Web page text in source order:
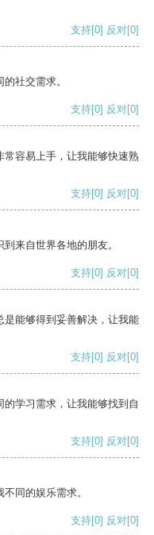
支持[0] 反对[0]
社交需求。
支持[0] 反对[0]
常容易上手，让我能够快速熟
支持[0] 反对[0]
来自世界各地的朋友。
支持[0] 反对[0]
是能够得到妥善解决，让我能
支持[0] 反对[0]
学习需求，让我能够找到自
支持[0] 反对[0]
同的娱乐需求。
支持[0] 反对[0]